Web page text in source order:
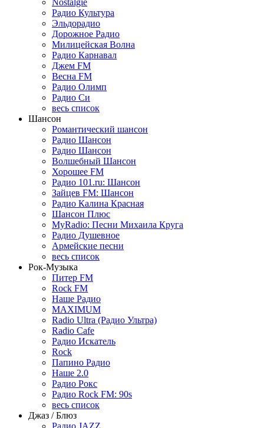
Радио Культура
Эльдорадио
Дорожное Радио
Милицейская Волна
Радио Карнавал
Джем FM
Весна FM
Радио Олимп
Радио Си
весь список
Шансон
Романтический шансон
Радио Шансон
Радио Шансон
Волшебный Шансон
Хорошее FM
Радио 101.ru: Шансон
Зайцев FM: Шансон
Радио Калина Красная
Шансон Плюс
MyRadio: Песни Михаила Круга
Радио Душевное
Армейские песни
весь список
Рок-Музыка
Питер FM
Rock FM
Наше Радио
MAXIMUM
Radio Ultra (Радио Ультра)
Radio Cafe
Радио Искатель
Rock
Папино Радио
Наше 2.0
Радио Рокс
Радио Rock FM: 90s
весь список
Джаз / Блюз
Радио JAZZ